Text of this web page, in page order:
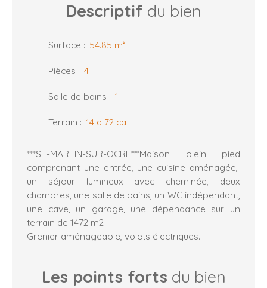
Descriptif du bien
Surface : 54.85 m²
Pièces : 4
Salle de bains : 1
Terrain : 14 a 72 ca
***ST-MARTIN-SUR-OCRE***Maison plein pied
comprenant une entrée, une cuisine aménagée,
un séjour lumineux avec cheminée, deux
chambres, une salle de bains, un WC indépendant,
une cave, un garage, une dépendance sur un
terrain de 1472 m2
Grenier aménageable, volets électriques.
Les points forts du bien